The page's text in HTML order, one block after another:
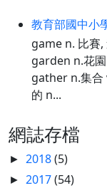
教育部國中小
game n. 比賽
garden n.花
gather n.集合
的 n...
網誌存檔
► 2018(5)
► 2017(54)